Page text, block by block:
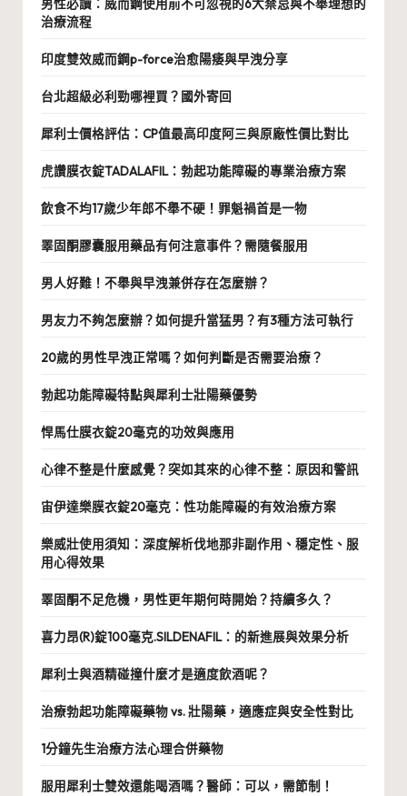
男性必讀：威而鋼使用前不可忽視的6大禁忌與不舉理想的
治療流程
印度雙效威而鋼p-force治愈陽痿與早洩分享
台北超級必利勁哪裡買？國外寄回
犀利士價格評估：CP值最高印度阿三與原廠性價比對比
虎讚膜衣錠TADALAFIL：勃起功能障礙的專業治療方案
飲食不均17歲少年郎不舉不硬！罪魁禍首是一物
睪固酮膠囊服用藥品有何注意事件？需隨餐服用
男人好難！不舉與早洩兼併存在怎麼辦？
男友力不夠怎麼辦？如何提升當猛男？有3種方法可執行
20歲的男性早洩正常嗎？如何判斷是否需要治療？
勃起功能障礙特點與犀利士壯陽藥優勢
悍馬仕膜衣錠20毫克的功效與應用
心律不整是什麼感覺？突如其來的心律不整：原因和警訊
宙伊達樂膜衣錠20毫克：性功能障礙的有效治療方案
樂威壯使用須知：深度解析伐地那非副作用、穩定性、服
用心得效果
睪固酮不足危機，男性更年期何時開始？持續多久？
喜力昂(R)錠100毫克.SILDENAFIL：的新進展與效果分析
犀利士與酒精碰撞什麼才是適度飲酒呢？
治療勃起功能障礙藥物 vs. 壯陽藥，適應症與安全性對比
1分鐘先生治療方法心理合併藥物
服用犀利士雙效還能喝酒嗎？醫師：可以，需節制！